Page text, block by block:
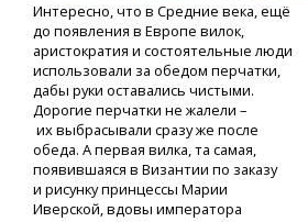
Интересно, что в Средние века, ещё
до появления в Европе вилок,
аристократия и состоятельные люди
использовали за обедом перчатки,
дабы руки оставались чистыми.
Дорогие перчатки не жалели –
их выбрасывали сразу же после
обеда. А первая вилка, та самая,
появившаяся в Византии по заказу
и рисунку принцессы Марии
Иверской, вдовы императора